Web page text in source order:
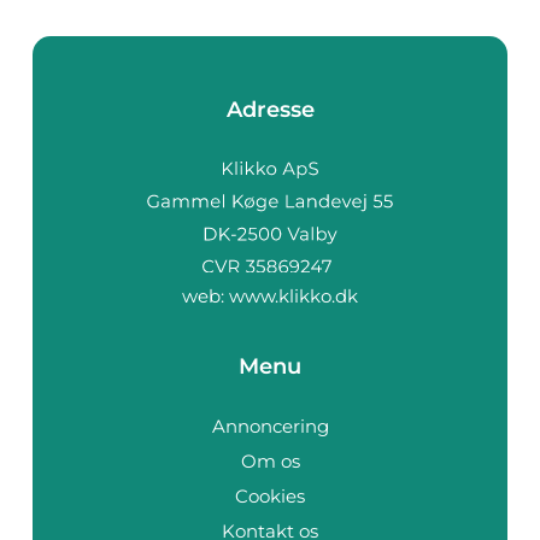
Adresse
web: www.klikko.dk
Menu
Annoncering
Om os
Cookies
Kontakt os